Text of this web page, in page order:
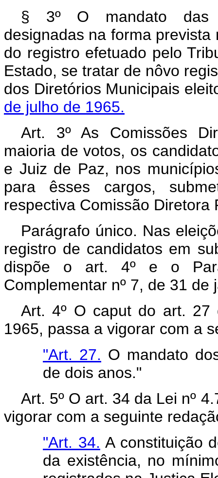
§ 3º O mandato das
designadas na forma
do registro efetuado pelo
Estado, se tratar de nôvo
dos Diretórios Municipais
de julho de 1965.
Art.
3º As Comissões
maioria de votos, os
e Juiz de Paz, nos
para êsses cargos,
respectiva Comissão Diretora
Parágrafo único. Nas
registro de candidatos em
dispõe o art. 4º e o
Complementar nº 7, de 31 de
Art. 4º O caput do art.
1965, passa a vigorar com a
"Art. 27. O mandato
de dois anos."
Art. 5º O art. 34 da Lei nº
vigorar com a seguinte
"Art. 34. A constituição
da existência, no